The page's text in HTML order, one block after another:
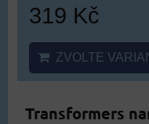
319 Kč
ZVOLTE
Transformers